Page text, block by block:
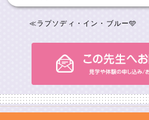
≪ラプソディ・イン・ブルー🩵